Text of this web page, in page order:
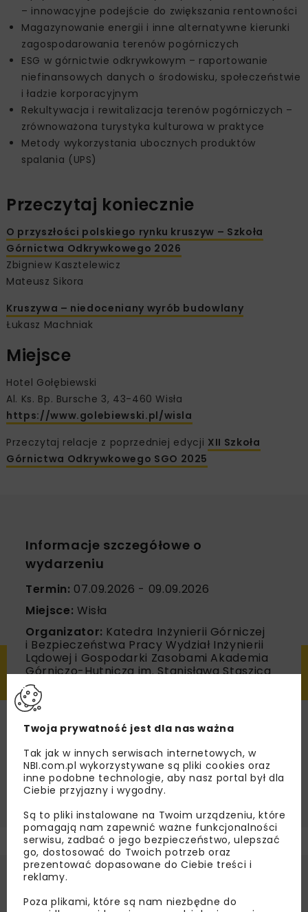
– innowacyjne podejście do zwiększania rentowności
Magazynowanie energii i inne alternatywne kierunki
zagospodarowania terenów pogórniczych
ESG w górnictwie odkrywkowym – raportowanie
niefinansowych danych o środowisku, społeczeństwie
i ładzie korporacyjnym
Rekultywacja i rewitalizacja terenów pogórniczych –
zrównoważona turystyka kulturowa w praktyce
Metody wykorzystania ubocznych produktów
spalania (UPS)
Przeczytaj koniecznie
O przyszłości polskiego rynku kruszyw – Szkoła
Górnictwa Odkrywkowego 2026
Zbigniew Kasztelewicz
Mateusz Sikora
Kruszywa – niedoceniany wyrób budowlany
Łukasz Machniak
Miejsce
Hotel Gołębiewski
Al. Ks. Bp. Bursche 3, 43-460 Wisła
https://www.golebiewski.pl/wisla
Przeczytaj relacje z poprzedniej edycji XII Szkoła
Górnictwa Odkrywkowego SGO 2025
Informacje szczegółowe o
wydarzeniu
Termin: 07.09.2026 - 09.09.2026
Miejsce: Wisła
Organizator: Katedra Inżynierii Górniczej
i Bezpieczeństwa Pracy Wydział Inżynierii
Lądowej i Gospodarki Zasobami Akademia
Górniczo-Hutnicza im. Stanisława Staszica
Adres organizatora:
059 Kraków
Tel.: 12 617 44 90
E-mail: szkolago@agh.edu.pl
WWW: https://www.sgo.agh.edu.pl/
Zbigniew Kasztelewicz
Twoja prywatność jest dla nas ważna
Tak jak w innych serwisach internetowych, w
NBI.com.pl wykorzystywane są pliki cookies oraz
inne podobne technologie, aby nasz portal był dla
Ciebie przyjazny i wygodny.
Są to pliki instalowane na Twoim urządzeniu, które
pomagają nam zapewnić ważne funkcjonalności
serwisu, zadbać o jego bezpieczeństwo, ulepszać
go, dostosować do Twoich potrzeb oraz
prezentować dopasowane do Ciebie treści i
reklamy.
Poza plikami, które są nam niezbędne do